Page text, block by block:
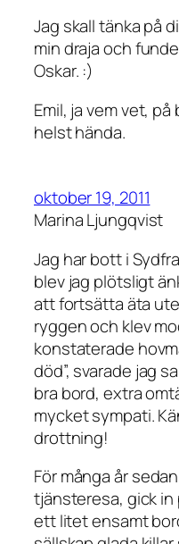
Jag skall tänka på
min draja och
Oskar. :)
Emil, ja vem vet,
helst hända.
oktober 19, 2011
Marina Ljungqvist
Jag har bott i
blev jag plötsligt
att fortsätta äta
ryggen och klev
konstaterade
död”, svarade jag
bra bord, extra
mycket sympati.
drottning!
För många år
tjänsteresa, gick
ett litet ensamt